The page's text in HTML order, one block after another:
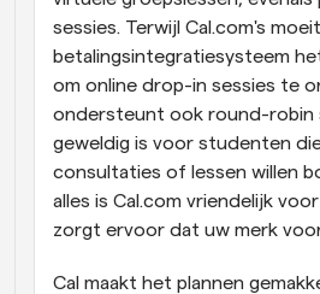
sessies. Terwijl Cal.com's
betalingsintegratiesysteem
om online drop-in sessies te
ondersteunt ook round-robin
geweldig is voor studenten
consultaties of lessen willen
alles is Cal.com vriendelijk
zorgt ervoor dat uw merk
Cal maakt het plannen